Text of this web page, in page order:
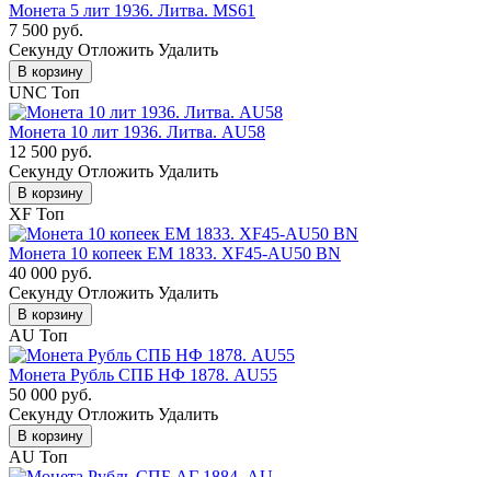
Монета 5 лит 1936. Литва. MS61
7 500 руб.
Cекунду Отложить Удалить
В корзину
UNC Топ
Монета 10 лит 1936. Литва. AU58
12 500 руб.
Cекунду Отложить Удалить
В корзину
XF Топ
Монета 10 копеек ЕМ 1833. XF45-AU50 BN
40 000 руб.
Cекунду Отложить Удалить
В корзину
AU Топ
Монета Рубль СПБ НФ 1878. AU55
50 000 руб.
Cекунду Отложить Удалить
В корзину
AU Топ